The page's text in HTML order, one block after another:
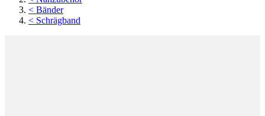
< Bänder
< Schrägband